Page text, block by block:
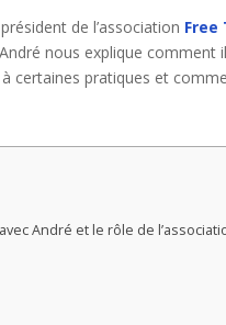
de l’association Free
nous explique comment
à certaines pratiques et
André et le rôle de